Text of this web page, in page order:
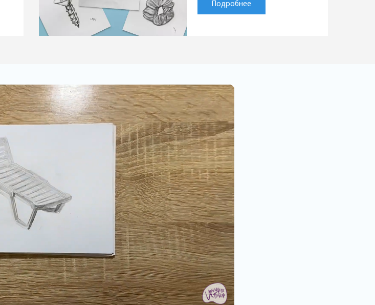
Подробнее